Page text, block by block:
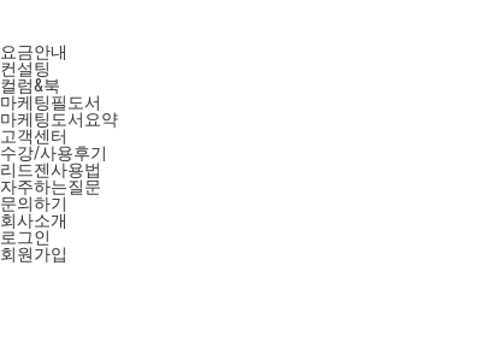
요금안내
컨설팅
컬럼&북
마케팅필도서
마케팅도서요약
고객센터
수강/사용후기
리드젠사용법
자주하는질문
문의하기
회사소개
로그인
회원가입